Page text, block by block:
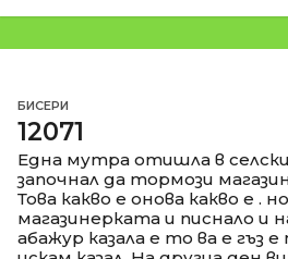
БИСЕРИ
12071
Една мутра отишла в
започнал да тормози
Това какво е онова какво е .
магазинерката и писнало и
абажур казала е то ва е гъз